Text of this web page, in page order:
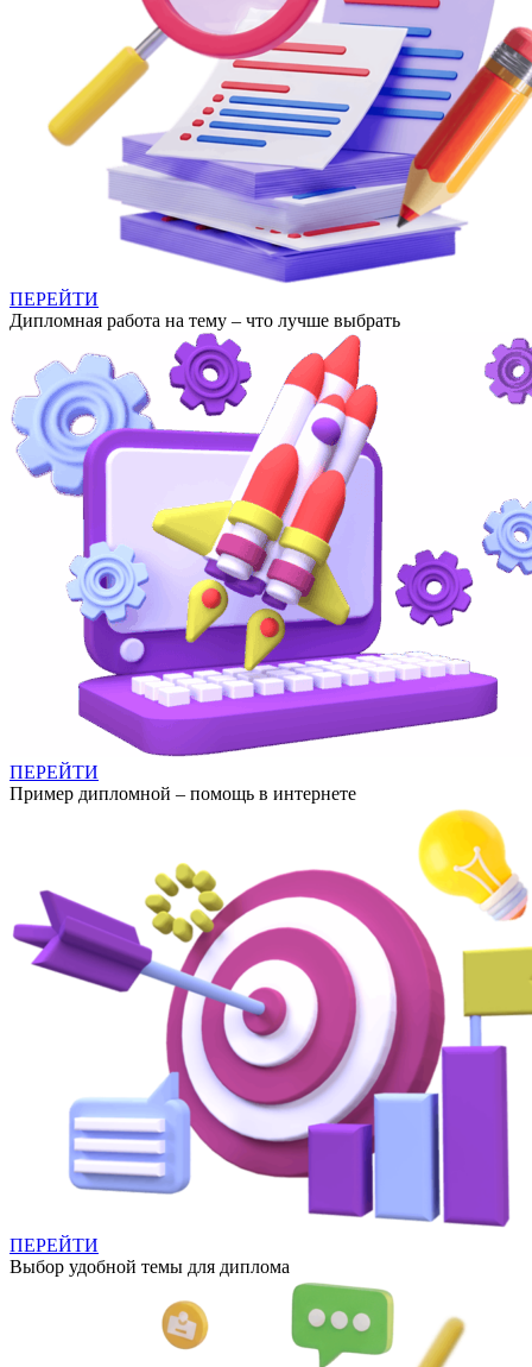
ПЕРЕЙТИ
Дипломная работа на тему – что лучше выбрать
ПЕРЕЙТИ
Пример дипломной – помощь в интернете
ПЕРЕЙТИ
Выбор удобной темы для диплома